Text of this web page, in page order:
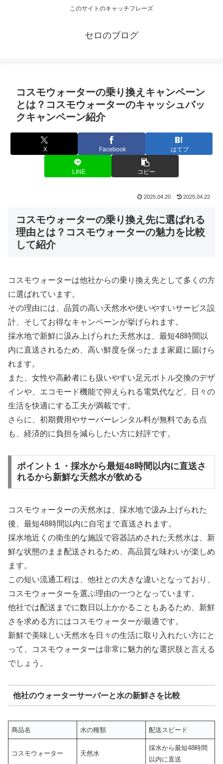
このサイトのキャッチフレーズ
セロのブログ
コスモウォーターの乗り換えキャンペーン
とは？コスモウォーターのキャッシュバッ
クキャンペーン紹介
X Facebook はてブ
LINE コピー
2025.04.20 2025.04.22
コスモウォーターの乗り換え先に選ばれる
理由とは？コスモウォーターの魅力を比較
して紹介
コスモウォーターは他社からの乗り換え先として多くの方
に選ばれています。
その理由には、品質の高い天然水や使いやすいサービス設
計、そしてお得なキャンペーンが挙げられます。
採水地で新鮮に汲み上げられた天然水は、最短48時間以
内に直送されるため、高い鮮度を保ったまま家庭に届けら
れます。
また、女性や高齢者にも扱いやすい足元ボトル交換のデザ
インや、エコモード機能で抑えられる電気代など、日々の
生活を快適にする工夫が満載です。
さらに、初期費用やサーバーレンタル料が無料である点
も、経済的に負担を減らしたい方に好評です。
ポイント１・採水から最短48時間以内に直送さ
れるから新鮮な天然水が飲める
コスモウォーターの天然水は、採水地で汲み上げられた
後、最短48時間以内に自宅まで直送されます。
採水地近くの衛生的な施設で容器詰めされた天然水は、新
鮮な状態のまま配送されるため、高品質な味わいが楽しめ
ます。
この短い流通工程は、他社との大きな違いとなっており、
コスモウォーターを選ぶ理由の一つとなっています。
他社では配送までに数日以上かかることもあるため、新鮮
さを求める方にはコスモウォーターが最適です。
新鮮で美味しい天然水を日々の生活に取り入れたい方にと
って、コスモウォーターは非常に魅力的な選択肢と言える
でしょう。
他社のウォーターサーバーと水の新鮮さを比較
商品名 水の種類 配送スピード
コスモウォーター 天然水
採水から最短48時間
以内に直送